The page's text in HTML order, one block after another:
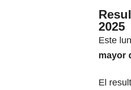
2025
Este
mayor
El